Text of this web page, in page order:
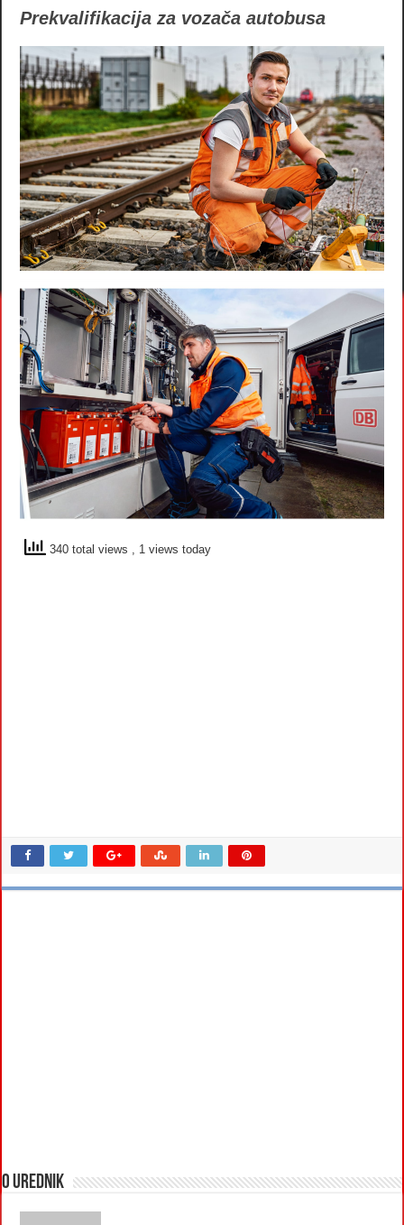
Prekvalifikacija za vozača autobusa
340 total views , 1 views today
O urednik